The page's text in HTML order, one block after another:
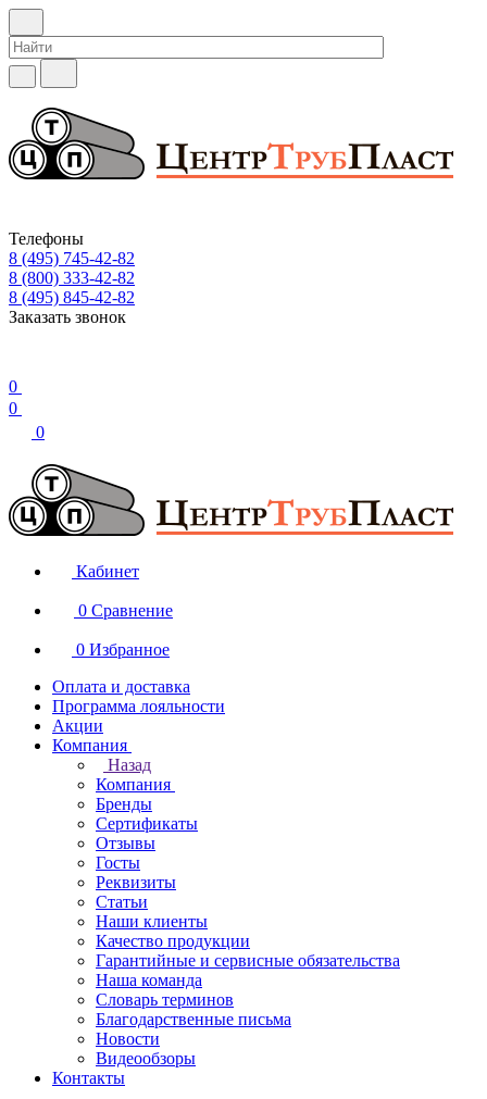
Телефоны
8 (495) 745-42-82
8 (800) 333-42-82
8 (495) 845-42-82
Заказать звонок
0
0
0
Кабинет
0 Сравнение
0 Избранное
Оплата и доставка
Программа лояльности
Акции
Компания
Назад
Компания
Бренды
Сертификаты
Отзывы
Госты
Реквизиты
Статьи
Наши клиенты
Качество продукции
Гарантийные и сервисные обязательства
Наша команда
Словарь терминов
Благодарственные письма
Новости
Видеообзоры
Контакты